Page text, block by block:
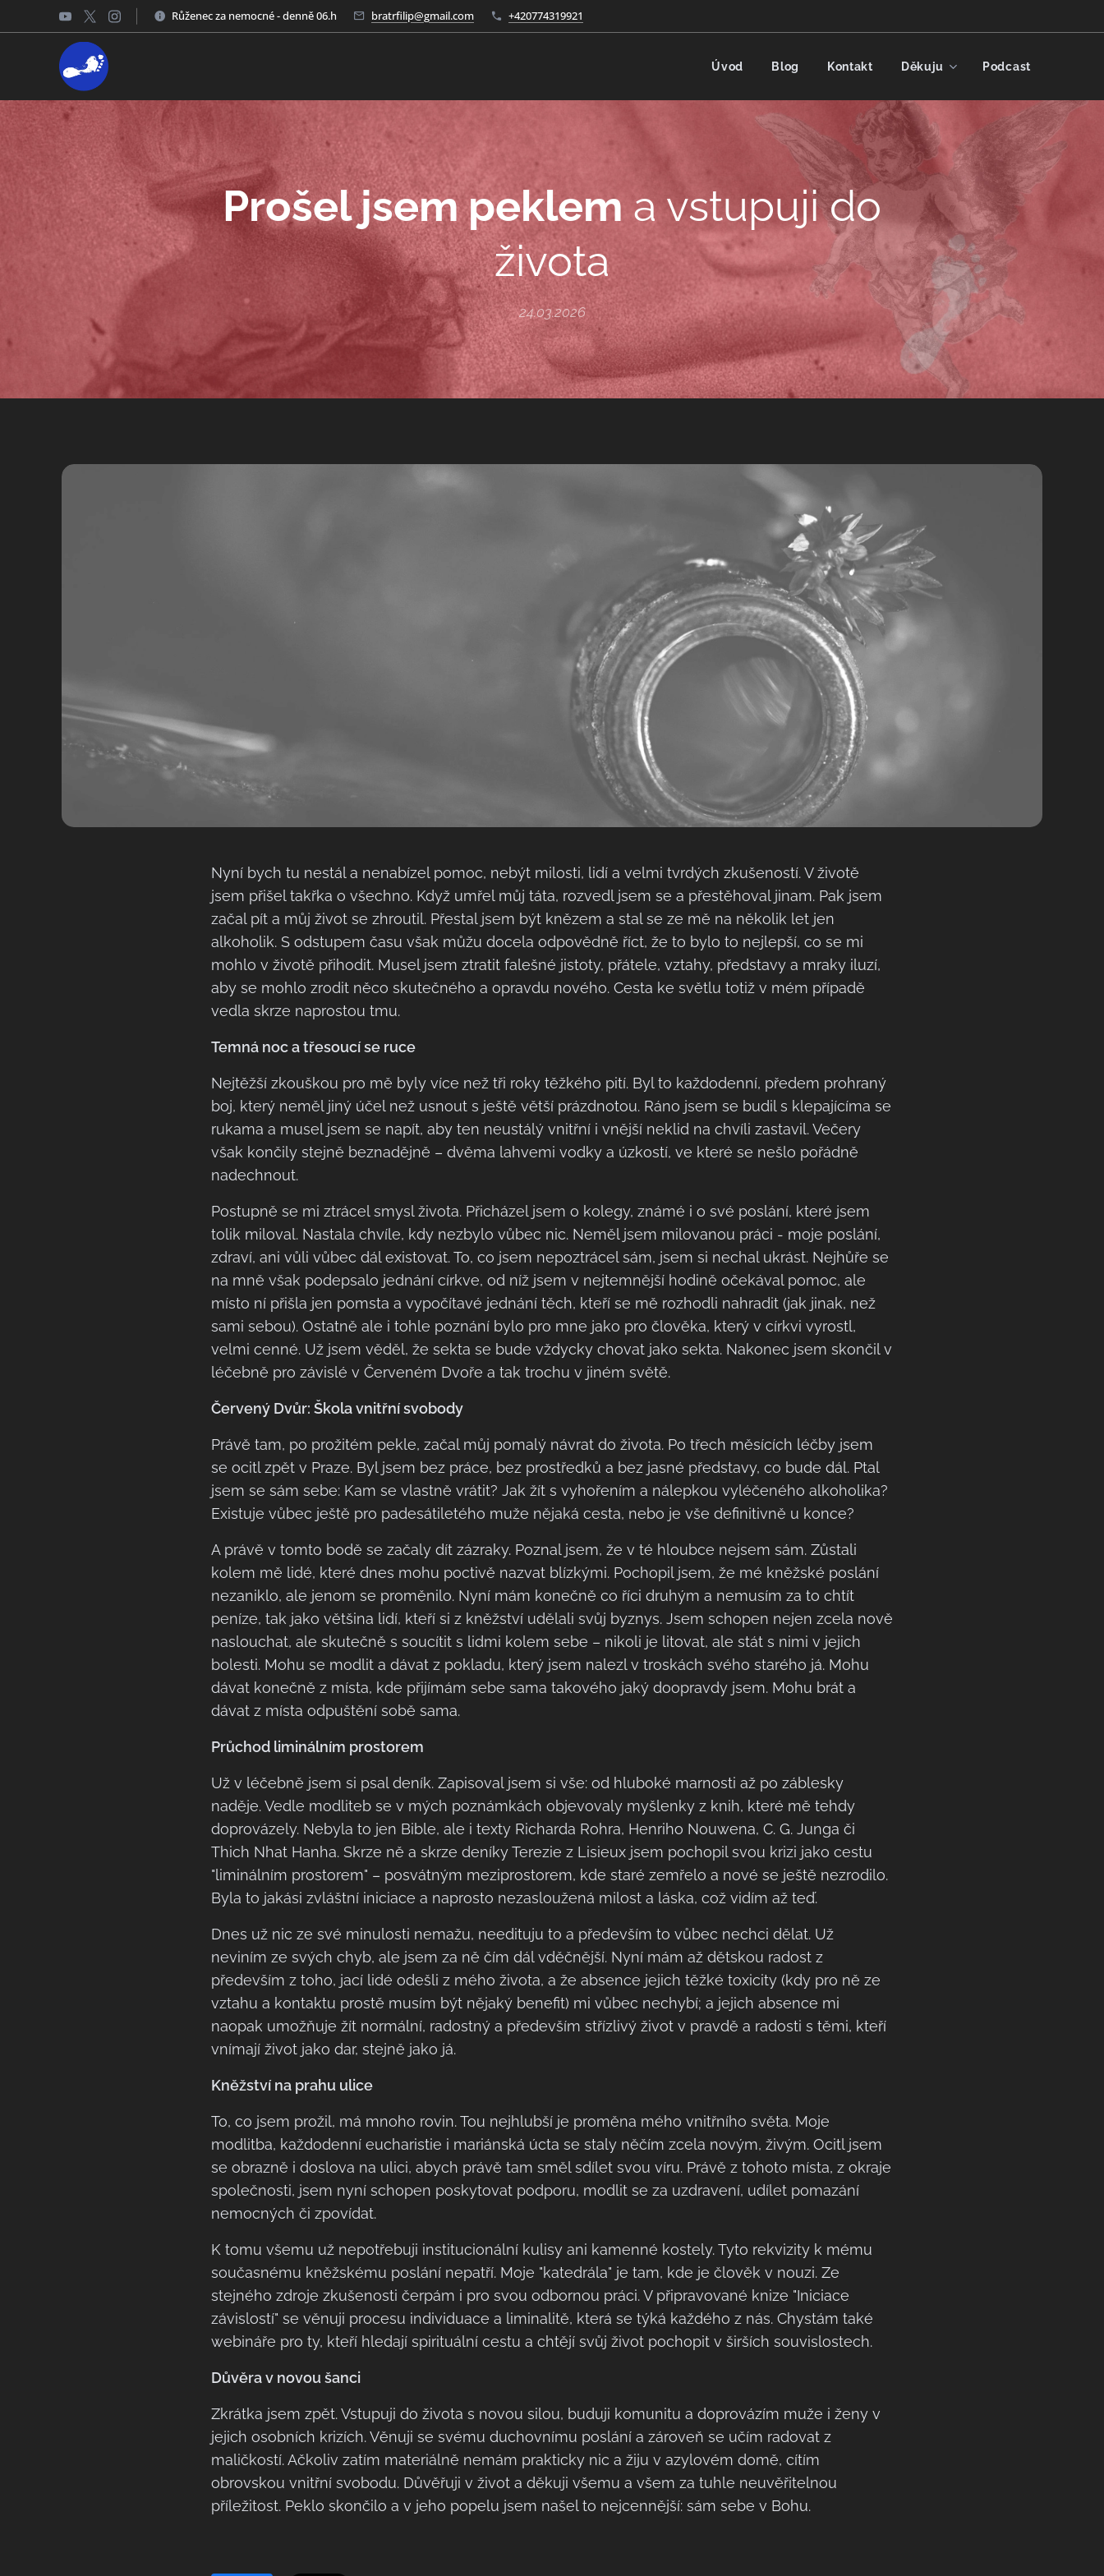
Růženec za nemocné - denně 06.h bratrfilip@gmail.com +420774319921
Úvod Blog Kontakt Děkuju Podcast
Prošel jsem peklem a vstupuji do
života
24.03.2026
Nyní bych tu nestál a nenabízel pomoc, nebýt milosti, lidí a velmi tvrdých zkušeností. V životě
jsem přišel takřka o všechno. Když umřel můj táta, rozvedl jsem se a přestěhoval jinam. Pak jsem
začal pít a můj život se zhroutil. Přestal jsem být knězem a stal se ze mě na několik let jen
alkoholik. S odstupem času však můžu docela odpovědně říct, že to bylo to nejlepší, co se mi
mohlo v životě přihodit. Musel jsem ztratit falešné jistoty, přátele, vztahy, představy a mraky iluzí,
aby se mohlo zrodit něco skutečného a opravdu nového. Cesta ke světlu totiž v mém případě
vedla skrze naprostou tmu.
Temná noc a třesoucí se ruce
Nejtěžší zkouškou pro mě byly více než tři roky těžkého pití. Byl to každodenní, předem prohraný
boj, který neměl jiný účel než usnout s ještě větší prázdnotou. Ráno jsem se budil s klepajícíma se
rukama a musel jsem se napít, aby ten neustálý vnitřní i vnější neklid na chvíli zastavil. Večery
však končily stejně beznadějně – dvěma lahvemi vodky a úzkostí, ve které se nešlo pořádně
nadechnout.
Postupně se mi ztrácel smysl života. Přicházel jsem o kolegy, známé i o své poslání, které jsem
tolik miloval. Nastala chvíle, kdy nezbylo vůbec nic. Neměl jsem milovanou práci - moje poslání,
zdraví, ani vůli vůbec dál existovat. To, co jsem nepoztrácel sám, jsem si nechal ukrást. Nejhůře se
na mně však podepsalo jednání církve, od níž jsem v nejtemnější hodině očekával pomoc, ale
místo ní přišla jen pomsta a vypočítavé jednání těch, kteří se mě rozhodli nahradit (jak jinak, než
sami sebou). Ostatně ale i tohle poznání bylo pro mne jako pro člověka, který v církvi vyrostl,
velmi cenné. Už jsem věděl, že sekta se bude vždycky chovat jako sekta. Nakonec jsem skončil v
léčebně pro závislé v Červeném Dvoře a tak trochu v jiném světě.
Červený Dvůr: Škola vnitřní svobody
Právě tam, po prožitém pekle, začal můj pomalý návrat do života. Po třech měsících léčby jsem
se ocitl zpět v Praze. Byl jsem bez práce, bez prostředků a bez jasné představy, co bude dál. Ptal
jsem se sám sebe: Kam se vlastně vrátit? Jak žít s vyhořením a nálepkou vyléčeného alkoholika?
Existuje vůbec ještě pro padesátiletého muže nějaká cesta, nebo je vše definitivně u konce?
A právě v tomto bodě se začaly dít zázraky. Poznal jsem, že v té hloubce nejsem sám. Zůstali
kolem mě lidé, které dnes mohu poctivě nazvat blízkými. Pochopil jsem, že mé kněžské poslání
nezaniklo, ale jenom se proměnilo. Nyní mám konečně co říci druhým a nemusím za to chtít
peníze, tak jako většina lidí, kteří si z kněžství udělali svůj byznys. Jsem schopen nejen zcela nově
naslouchat, ale skutečně s soucítit s lidmi kolem sebe – nikoli je litovat, ale stát s nimi v jejich
bolesti. Mohu se modlit a dávat z pokladu, který jsem nalezl v troskách svého starého já. Mohu
dávat konečně z místa, kde přijímám sebe sama takového jaký doopravdy jsem. Mohu brát a
dávat z místa odpuštění sobě sama.
Průchod liminálním prostorem
Už v léčebně jsem si psal deník. Zapisoval jsem si vše: od hluboké marnosti až po záblesky
naděje. Vedle modliteb se v mých poznámkách objevovaly myšlenky z knih, které mě tehdy
doprovázely. Nebyla to jen Bible, ale i texty Richarda Rohra, Henriho Nouwena, C. G. Junga či
Thich Nhat Hanha. Skrze ně a skrze deníky Terezie z Lisieux jsem pochopil svou krizi jako cestu
"liminálním prostorem" – posvátným meziprostorem, kde staré zemřelo a nové se ještě nezrodilo.
Byla to jakási zvláštní iniciace a naprosto nezasloužená milost a láska, což vidím až teď.
Dnes už nic ze své minulosti nemažu, needituju to a především to vůbec nechci dělat. Už
neviním ze svých chyb, ale jsem za ně čím dál vděčnější. Nyní mám až dětskou radost z
především z toho, jací lidé odešli z mého života, a že absence jejich těžké toxicity (kdy pro ně ze
vztahu a kontaktu prostě musím být nějaký benefit) mi vůbec nechybí; a jejich absence mi
naopak umožňuje žít normální, radostný a především střízlivý život v pravdě a radosti s těmi, kteří
vnímají život jako dar, stejně jako já.
Kněžství na prahu ulice
To, co jsem prožil, má mnoho rovin. Tou nejhlubší je proměna mého vnitřního světa. Moje
modlitba, každodenní eucharistie i mariánská úcta se staly něčím zcela novým, živým. Ocitl jsem
se obrazně i doslova na ulici, abych právě tam směl sdílet svou víru. Právě z tohoto místa, z okraje
společnosti, jsem nyní schopen poskytovat podporu, modlit se za uzdravení, udílet pomazání
nemocných či zpovídat.
K tomu všemu už nepotřebuji institucionální kulisy ani kamenné kostely. Tyto rekvizity k mému
současnému kněžskému poslání nepatří. Moje "katedrála" je tam, kde je člověk v nouzi. Ze
stejného zdroje zkušenosti čerpám i pro svou odbornou práci. V připravované knize "Iniciace
závislostí" se věnuji procesu individuace a liminalitě, která se týká každého z nás. Chystám také
webináře pro ty, kteří hledají spirituální cestu a chtějí svůj život pochopit v širších souvislostech.
Důvěra v novou šanci
Zkrátka jsem zpět. Vstupuji do života s novou silou, buduji komunitu a doprovázím muže i ženy v
jejich osobních krizích. Věnuji se svému duchovnímu poslání a zároveň se učím radovat z
maličkostí. Ačkoliv zatím materiálně nemám prakticky nic a žiju v azylovém domě, cítím
obrovskou vnitřní svobodu. Důvěřuji v život a děkuji všemu a všem za tuhle neuvěřitelnou
příležitost. Peklo skončilo a v jeho popelu jsem našel to nejcennější: sám sebe v Bohu.